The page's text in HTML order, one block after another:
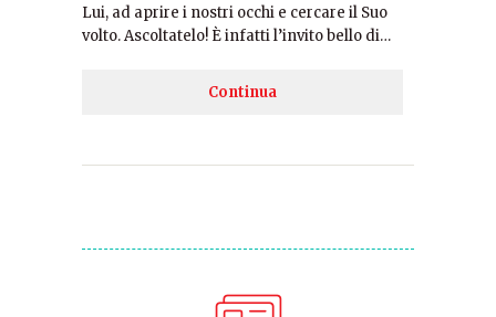
Lui, ad aprire i nostri occhi e cercare il Suo
volto. Ascoltatelo! È infatti l’invito bello di…
Continua